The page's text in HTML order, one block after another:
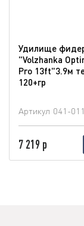
Удилище
"Volzhanka
Pro 13ft"3.9м
120+гр
Артикул 041-
7 219 р